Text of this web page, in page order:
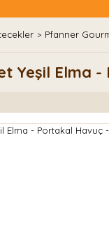
Pfanner
Yeşil Elma